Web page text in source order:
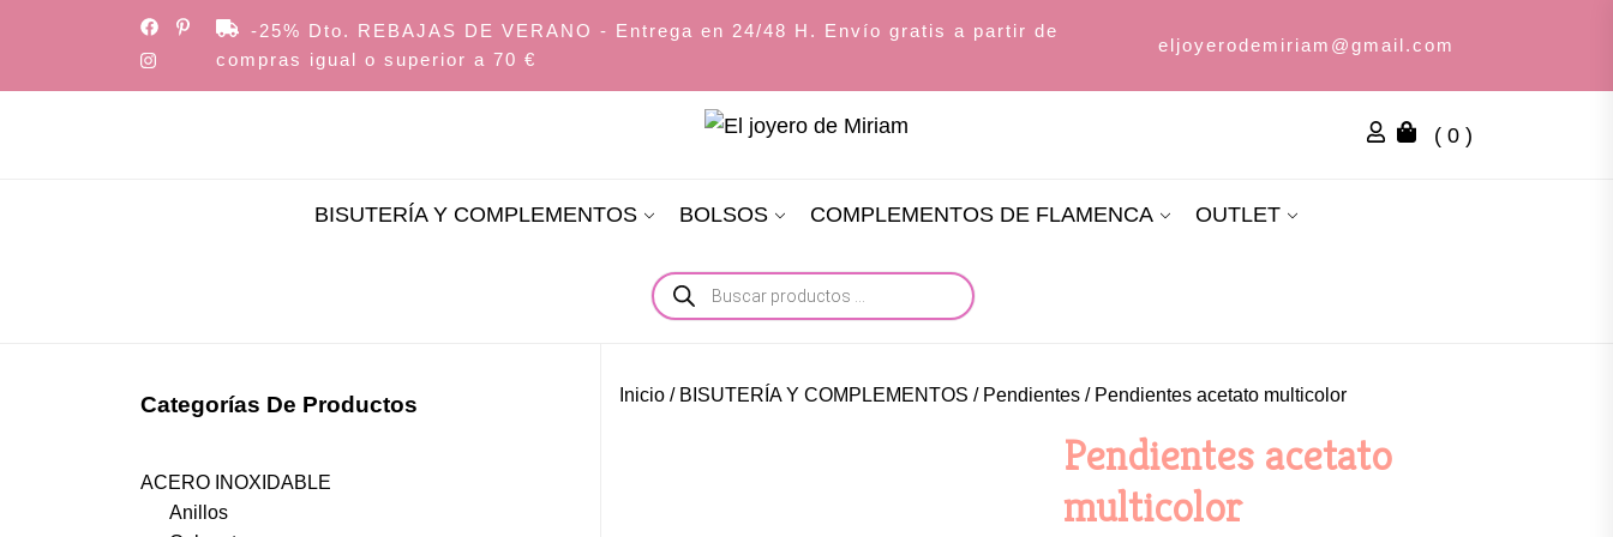
-25% Dto. REBAJAS DE VERANO - Entrega en 24/48 H. Envío gratis a partir de
compras igual o superior a 70 €
eljoyerodemiriam@gmail.com
joyero
Miriam
( 0 )
BISUTERÍA Y COMPLEMENTOS BOLSOS COMPLEMENTOS DE FLAMENCA OUTLET
Búsqueda
de
productos
Inicio / BISUTERÍA Y COMPLEMENTOS / Pendientes / Pendientes acetato multicolor
Pendientes acetato
multicolor
Categorías De Productos
ACERO INOXIDABLE
Anillos